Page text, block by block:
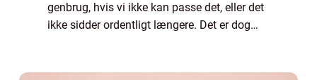
genbrug, hvis vi ikke kan passe det, eller det
ikke sidder ordentligt længere. Det er dog